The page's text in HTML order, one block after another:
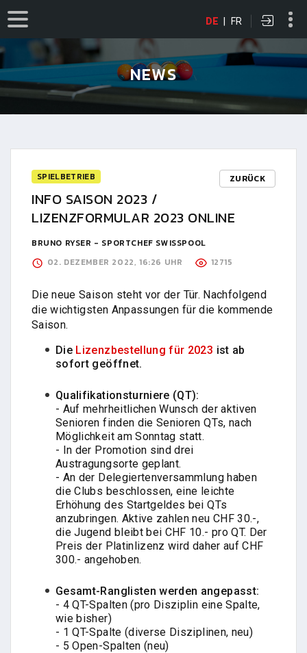
DE | FR
NEWS
SPIELBETRIEB ZURÜCK
INFO SAISON 2023 /
LIZENZFORMULAR 2023 ONLINE
BRUNO RYSER - SPORTCHEF SWISSPOOL
02. DEZEMBER 2022, 16:26 UHR
12715
Die neue Saison steht vor der Tür. Nachfolgend
die wichtigsten Anpassungen für die kommende
Saison.
Die Lizenzbestellung für 2023 ist ab
sofort geöffnet.
Qualifikationsturniere (QT):
- Auf mehrheitlichen Wunsch der aktiven
Senioren finden die Senioren QTs, nach
Möglichkeit am Sonntag statt.
- In der Promotion sind drei
Austragungsorte geplant.
- An der Delegiertenversammlung haben
die Clubs beschlossen, eine leichte
Erhöhung des Startgeldes bei QTs
anzubringen. Aktive zahlen neu CHF 30.-,
die Jugend bleibt bei CHF 10.- pro QT. Der
Preis der Platinlizenz wird daher auf CHF
300.- angehoben.
Gesamt-Ranglisten werden angepasst:
- 4 QT-Spalten (pro Disziplin eine Spalte,
wie bisher)
- 1 QT-Spalte (diverse Disziplinen, neu)
- 5 Open-Spalten (neu)